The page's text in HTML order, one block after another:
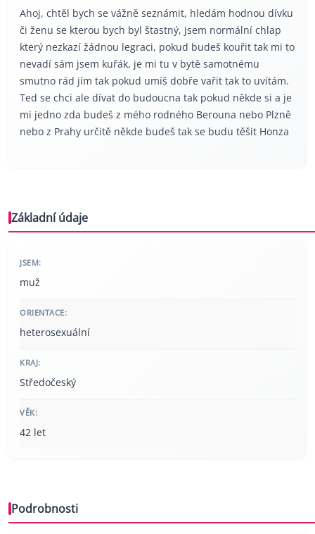
Ahoj, chtěl bych se vážně seznámit, hledám hodnou dívku
či ženu se kterou bych byl štastný, jsem normální chlap
který nezkazí žádnou legraci, pokud budeš kouřit tak mi to
nevadí sám jsem kuřák, je mi tu v bytě samotnému
smutno rád jím tak pokud umíš dobře vařit tak to uvítám.
Ted se chci ale dívat do budoucna tak pokud někde si a je
mi jedno zda budeš z mého rodného Berouna nebo Plzně
nebo z Prahy určitě někde budeš tak se budu těšit Honza
Základní údaje
JSEM:
muž
ORIENTACE:
heterosexuální
KRAJ:
Středočeský
VĚK:
42 let
Podrobnosti